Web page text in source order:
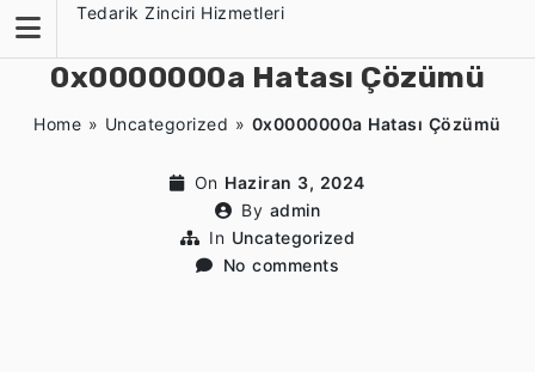
content
Tedarik Zinciri Hizmetleri
0x0000000a Hatası Çözümü
Home » Uncategorized » 0x0000000a Hatası Çözümü
On Haziran 3, 2024
By admin
In Uncategorized
No comments